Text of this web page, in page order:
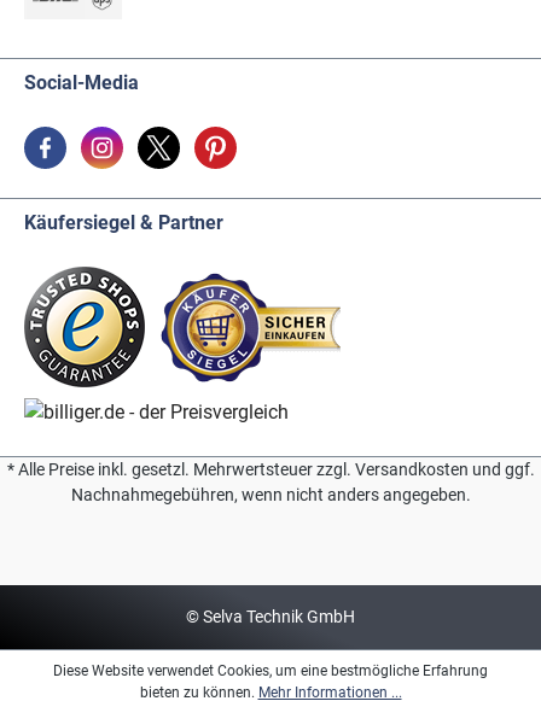
Social-Media
Käufersiegel & Partner
* Alle Preise inkl. gesetzl. Mehrwertsteuer zzgl. Versandkosten und ggf.
Nachnahmegebühren, wenn nicht anders angegeben.
© Selva Technik GmbH
Diese Website verwendet Cookies, um eine bestmögliche Erfahrung
bieten zu können. Mehr Informationen ...